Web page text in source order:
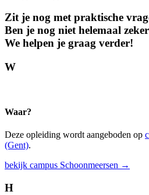
Zit je nog met prak­tische
Ben je nog niet helemaal
We helpen je graag verder!
W
Waar?
Deze opleiding wordt aangeboden op
(Gent).
bekijk campus Schoonmeersen →
H